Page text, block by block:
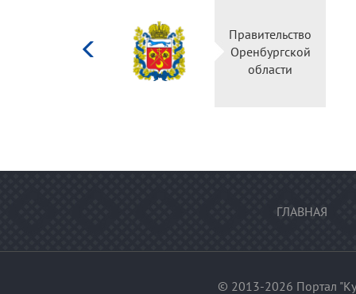
Министерство
культуры
Российской
федерации
ГЛАВНАЯ
© 2013-2026 Портал